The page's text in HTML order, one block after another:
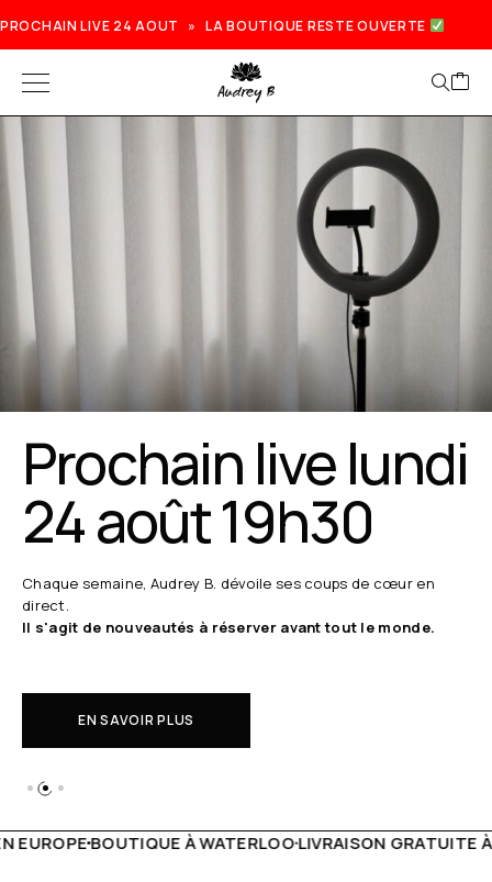
PROCHAIN LIVE 24 AOUT » LA BOUTIQUE RESTE OUVERTE
Prochain live lundi
24 août 19h30
Chaque semaine, Audrey B. dévoile ses coups de cœur en
direct.
Il s'agit de nouveautés à réserver avant tout le monde.
EN SAVOIR PLUS
LIVRAISON GRATUITE À PARTIR DE 150€LIVE